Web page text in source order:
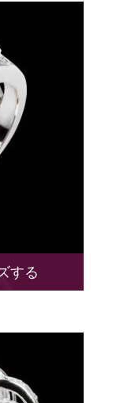
する